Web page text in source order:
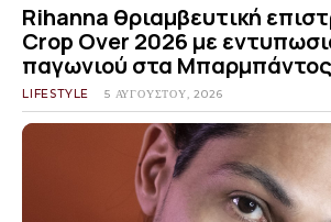
Rihanna θριαμβευτική
Crop Over 2026 με
παγωνιού στα Μπαρμπάντος
LIFESTYLE 5 ΑΥΓΟΎΣΤΟΥ, 2026